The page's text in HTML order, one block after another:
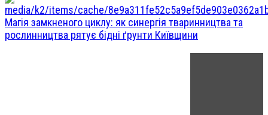
Магія замкненого циклу: як синергія тваринництва та
рослинництва рятує бідні ґрунти Київщини